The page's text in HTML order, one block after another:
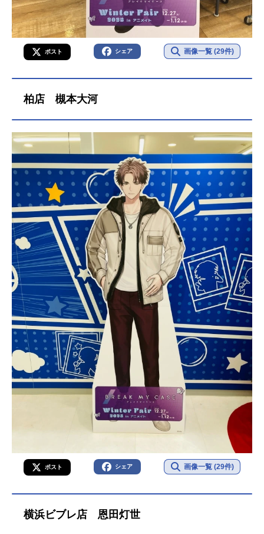
ポスト シェア 画像一覧 (29件)
柏店 槻本大河
ポスト シェア 画像一覧 (29件)
横浜ビブレ店 恩田灯世